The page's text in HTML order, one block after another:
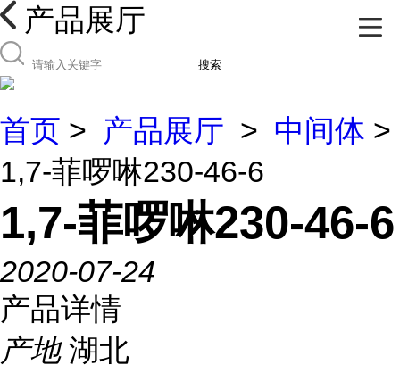
产品展厅
搜索
首页 > 产品展厅 > 中间体 >
1,7-菲啰啉230-46-6
1,7-菲啰啉230-46-6
2020-07-24
产品详情
产地 湖北